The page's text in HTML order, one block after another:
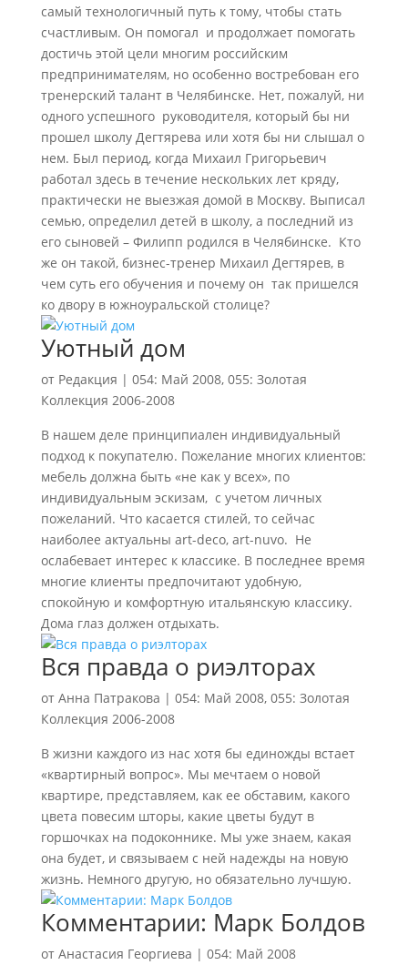
самый технологичный путь к тому, чтобы стать
счастливым. Он помогал и продолжает помогать
достичь этой цели многим российским
предпринимателям, но особенно востребован его
тренерский талант в Челябинске. Нет, пожалуй, ни
одного успешного руководителя, который бы ни
прошел школу Дегтярева или хотя бы ни слышал о
нем. Был период, когда Михаил Григорьевич
работал здесь в течение нескольких лет кряду,
практически не выезжая домой в Москву. Выписал
семью, определил детей в школу, а последний из
его сыновей – Филипп родился в Челябинске. Кто
же он такой, бизнес-тренер Михаил Дегтярев, в
чем суть его обучения и почему он так пришелся
ко двору в южноуральской столице?
Уютный дом
от Редакция | 054: Май 2008, 055: Золотая
Коллекция 2006-2008
В нашем деле принципиален индивидуальный
подход к покупателю. Пожелание многих клиентов:
мебель должна быть «не как у всех», по
индивидуальным эскизам, с учетом личных
пожеланий. Что касается стилей, то сейчас
наиболее актуальны art-deco, art-nuvo. Не
ослабевает интерес к классике. В последнее время
многие клиенты предпочитают удобную,
спокойную и комфортную итальянскую классику.
Дома глаз должен отдыхать.
Вся правда о риэлторах
от Анна Патракова | 054: Май 2008, 055: Золотая
Коллекция 2006-2008
В жизни каждого из нас хотя бы единожды встает
«квартирный вопрос». Мы мечтаем о новой
квартире, представляем, как ее обставим, какого
цвета повесим шторы, какие цветы будут в
горшочках на подоконнике. Мы уже знаем, какая
она будет, и связываем с ней надежды на новую
жизнь. Немного другую, но обязательно лучшую.
Комментарии: Марк Болдов
от Анастасия Георгиева | 054: Май 2008